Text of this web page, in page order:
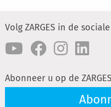
Volg ZARGES in de
Abonneer u op de